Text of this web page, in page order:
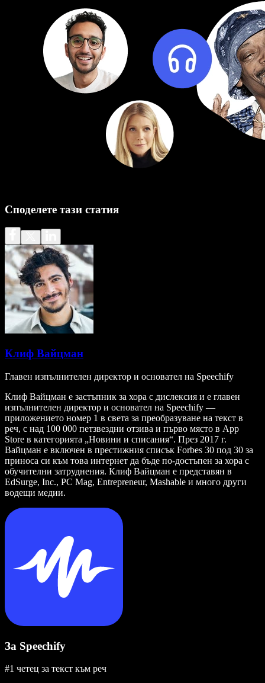
Споделете тази статия
Клиф Вайцман
Главен изпълнителен директор и основател на Speechify
Клиф Вайцман е застъпник за хора с дислексия и е главен
изпълнителен директор и основател на Speechify —
приложението номер 1 в света за преобразуване на текст в
реч, с над 100 000 петзвездни отзива и първо място в App
Store в категорията „Новини и списания“. През 2017 г.
Вайцман е включен в престижния списък Forbes 30 под 30 за
приноса си към това интернет да бъде по-достъпен за хора с
обучителни затруднения. Клиф Вайцман е представян в
EdSurge, Inc., PC Mag, Entrepreneur, Mashable и много други
водещи медии.
За Speechify
#1 четец за текст към реч